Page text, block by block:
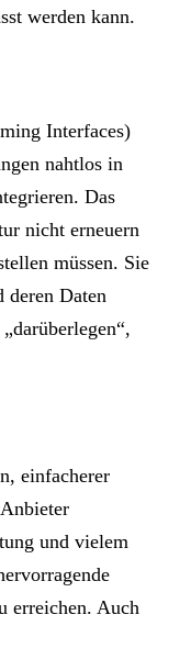
werden kann.
Interfaces)
nahtlos in
Das
nicht erneuern
müssen. Sie
deren Daten
einfacherer
und vielem
erreichen. Auch